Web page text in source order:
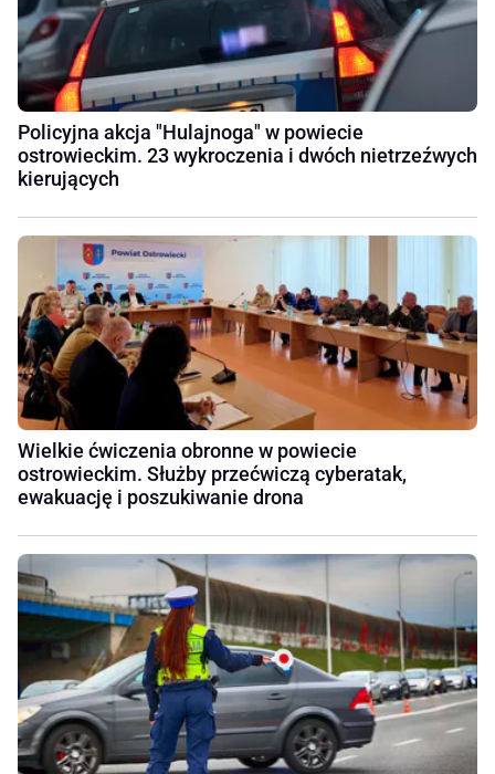
Policyjna akcja "Hulajnoga" w powiecie
ostrowieckim. 23 wykroczenia i dwóch nietrzeźwych
kierujących
Wielkie ćwiczenia obronne w powiecie
ostrowieckim. Służby przećwiczą cyberatak,
ewakuację i poszukiwanie drona